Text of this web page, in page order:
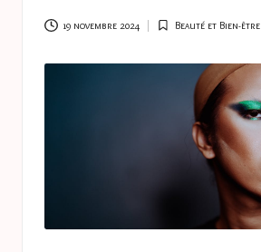
s
t
19 novembre 2024
Posted
Beauté et Bien-être